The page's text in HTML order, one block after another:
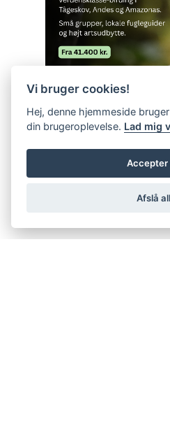
Vi bruger cookies!
Hej, denne hjemmeside
din brugeroplevelse. Lad mig
Accepter
Afslå